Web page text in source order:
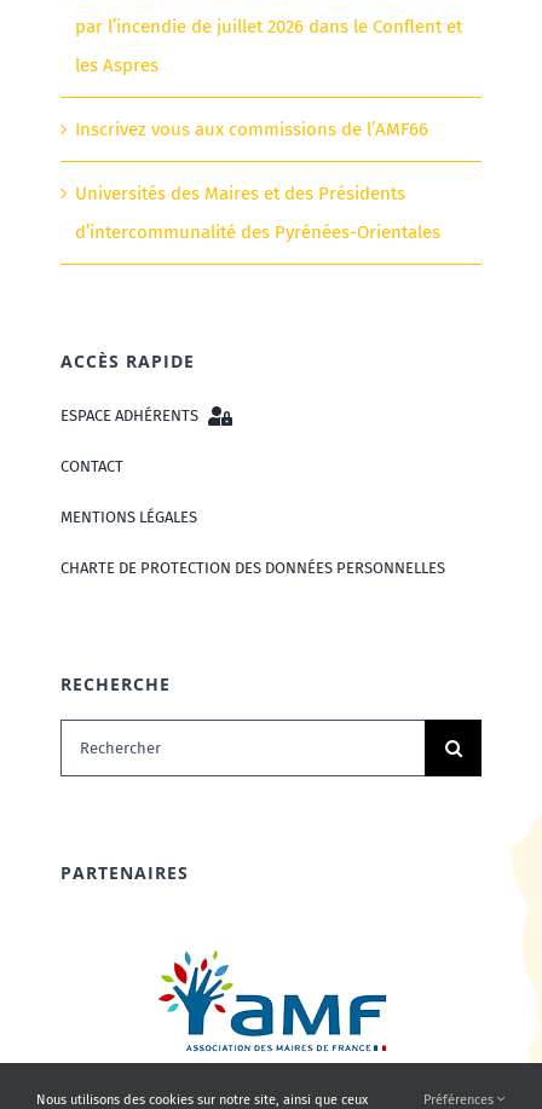
par l’incendie de juillet 2026 dans le Conflent et
les Aspres
Inscrivez vous aux commissions de l’AMF66
Universités des Maires et des Présidents
d’intercommunalité des Pyrénées-Orientales
ACCÈS RAPIDE
ESPACE ADHÉRENTS
CONTACT
MENTIONS LÉGALES
CHARTE DE PROTECTION DES DONNÉES PERSONNELLES
RECHERCHE
Rechercher:
PARTENAIRES
Nous utilisons des cookies sur notre site, ainsi que ceux Préférences